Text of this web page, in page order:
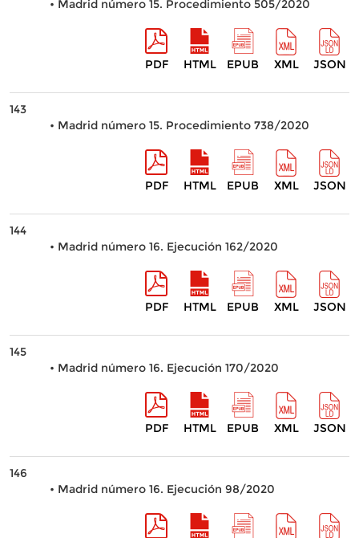
• Madrid número 15. Procedimiento 505/2020
PDF HTML EPUB XML JSON
143
• Madrid número 15. Procedimiento 738/2020
PDF HTML EPUB XML JSON
144
• Madrid número 16. Ejecución 162/2020
PDF HTML EPUB XML JSON
145
• Madrid número 16. Ejecución 170/2020
PDF HTML EPUB XML JSON
146
• Madrid número 16. Ejecución 98/2020